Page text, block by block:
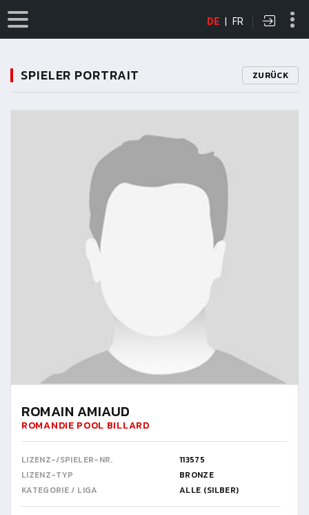
DE | FR
SPIELER PORTRAIT ZURÜCK
ROMAIN AMIAUD
ROMANDIE POOL BILLARD
LIZENZ-/SPIELER-NR.
113575
LIZENZ-TYP
BRONZE
KATEGORIE / LIGA
ALLE (SILBER)